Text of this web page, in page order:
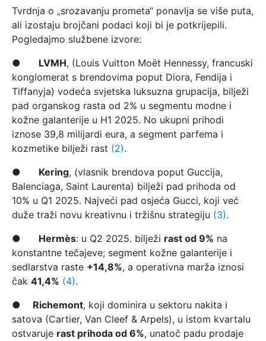
Tvrdnja o „srozavanju prometa“ ponavlja se više puta,
ali izostaju brojčani podaci koji bi je potkrijepili.
Pogledajmo službene izvore:
● LVMH, (Louis Vuitton Moët Hennessy, francuski
konglomerat s brendovima poput Diora, Fendija i
Tiffanyja) vodeća svjetska luksuzna grupacija, bilježi
pad organskog rasta od 2% u segmentu modne i
kožne galanterije u H1 2025. No ukupni prihodi
iznose 39,8 milijardi eura, a segment parfema i
kozmetike bilježi rast (2).
● Kering, (vlasnik brendova poput Guccija,
Balenciaga, Saint Laurenta) bilježi pad prihoda od
10% u Q1 2025. Najveći pad osjeća Gucci, koji već
duže traži novu kreativnu i tržišnu strategiju (3).
● Hermès: u Q2 2025. bilježi rast od 9% na
konstantne tečajeve; segment kožne galanterije i
sedlarstva raste +14,8%, a operativna marža iznosi
čak 41,4% (4).
● Richemont, koji dominira u sektoru nakita i
satova (Cartier, Van Cleef & Arpels), u istom kvartalu
ostvaruje rast prihoda od 6%, unatoč padu prodaje